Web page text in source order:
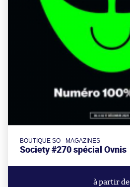
BOUTIQUE SO - MAGAZINES
Society #270 spécial Ovnis
à partir de